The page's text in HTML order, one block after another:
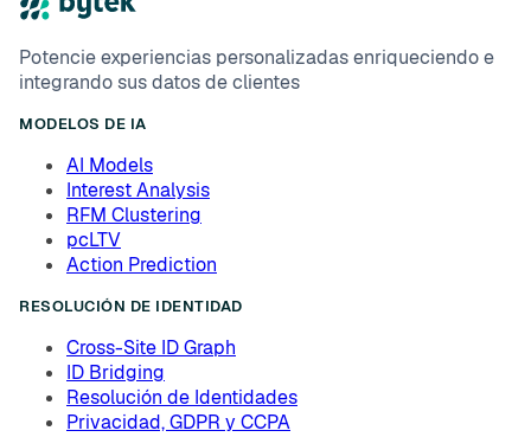
Potencie experiencias personalizadas enriqueciendo e
integrando sus datos de clientes
MODELOS DE IA
AI Models
Interest Analysis
RFM Clustering
pcLTV
Action Prediction
RESOLUCIÓN DE IDENTIDAD
Cross-Site ID Graph
ID Bridging
Resolución de Identidades
Privacidad, GDPR y CCPA